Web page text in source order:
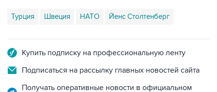
Турция Швеция НАТО Йенс Столтенберг
Купить подписку на профессиональную ленту
Подписаться на рассылку главных новостей сайта
Получать оперативные новости в официальном